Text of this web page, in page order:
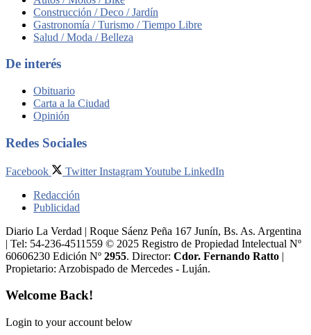
Construcción / Deco / Jardín
Gastronomía / Turismo / Tiempo Libre
Salud / Moda / Belleza
De interés
Obituario
Carta a la Ciudad
Opinión
Redes Sociales
Facebook Twitter InstagramYoutube LinkedIn
Redacción
Publicidad
Diario La Verdad | Roque Sáenz Peña 167 Junín, Bs. As. Argentina
| Tel: 54-236-4511559 © 2025 Registro de Propiedad Intelectual Nº
60606230 Edición Nº 2955. Director:​ Cdor. Fernando Ratto |
Propietario:​ Arzobispado de Mercedes - Luján.
Welcome Back!
Login to your account below